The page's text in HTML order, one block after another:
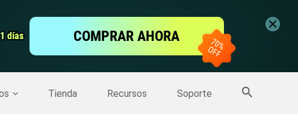
días
días COMPRAR AHORA
Tienda Recursos Soporte
de pantalla
iPhone >> Más productos